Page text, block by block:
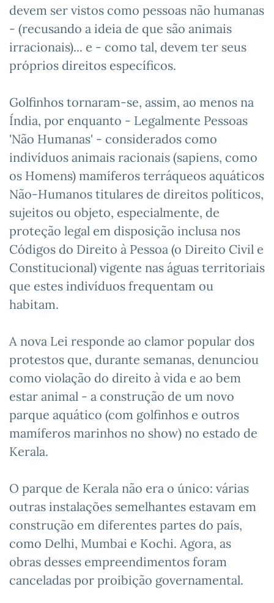
devem ser vistos como pessoas não humanas
- (recusando a ideia de que são animais
irracionais)... e - como tal, devem ter seus
próprios direitos específicos.
Golfinhos tornaram-se, assim, ao menos na
Índia, por enquanto - Legalmente Pessoas
'Não Humanas' - considerados como
indivíduos animais racionais (sapiens, como
os Homens) mamíferos terráqueos aquáticos
Não-Humanos titulares de direitos políticos,
sujeitos ou objeto, especialmente, de
proteção legal em disposição inclusa nos
Códigos do Direito à Pessoa (o Direito Civil e
Constitucional) vigente nas águas territoriais
que estes indivíduos frequentam ou
habitam.
A nova Lei responde ao clamor popular dos
protestos que, durante semanas, denunciou
como violação do direito à vida e ao bem
estar animal - a construção de um novo
parque aquático (com golfinhos e outros
mamíferos marinhos no show) no estado de
Kerala.
O parque de Kerala não era o único: várias
outras instalações semelhantes estavam em
construção em diferentes partes do país,
como Delhi, Mumbai e Kochi. Agora, as
obras desses empreendimentos foram
canceladas por proibição governamental.